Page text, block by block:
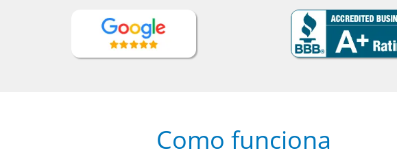
Como funciona